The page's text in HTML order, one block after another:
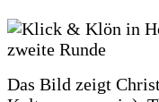
Das Bild zeigt